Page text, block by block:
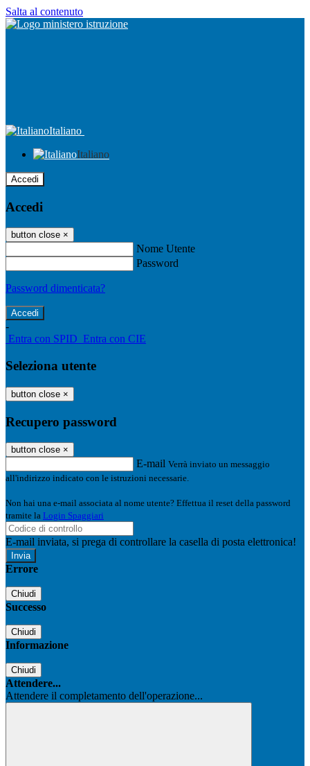
Salta al contenuto
Italiano
Italiano
Accedi
Accedi
button close ×
Nome Utente
Password
Password dimenticata?
-
Entra con SPID Entra con CIE
Seleziona utente
button close ×
Recupero password
button close ×
E-mail Verrà inviato un messaggio
all'indirizzo indicato con le istruzioni necessarie.
Non hai una e-mail associata al nome utente? Effettua il reset della password
tramite la Login Spaggiari
E-mail inviata, si prega di controllare la casella di posta elettronica!
Errore
Chiudi
Successo
Chiudi
Informazione
Chiudi
Attendere...
Attendere il completamento dell'operazione...